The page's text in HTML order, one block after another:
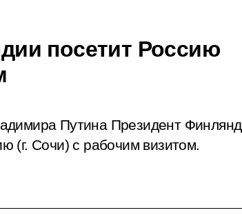
посетит Россию
Путина Президент
(г. Сочи) с рабочим визитом.